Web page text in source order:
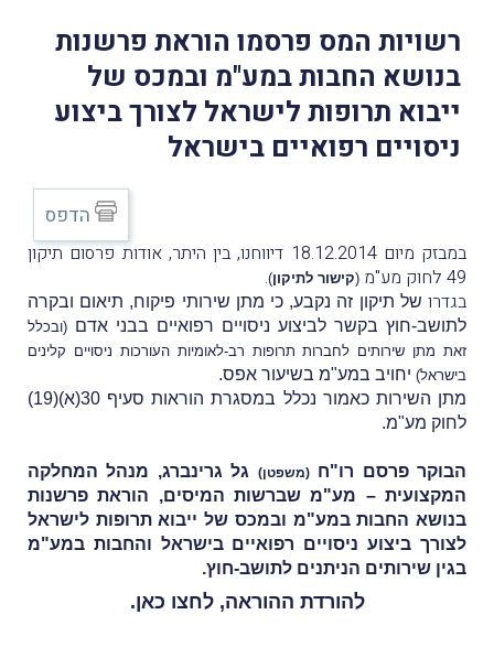
רשויות המס פרסמו הוראת פרשנות
בנושא החבות במע"מ ובמכס של
ייבוא תרופות לישראל לצורך ביצוע
ניסויים רפואיים בישראל
במבזק מיום 18.12.2014 דיווחנו, בין היתר, אודות פרסום תיקון
49 לחוק מע"מ
(קישור לתיקון)
.
בגדרו של תיקון זה נקבע, כי מתן שירותי פיקוח, תיאום ובקרה
לתושב-חוץ בקשר לביצוע ניסויים רפואיים בבני אדם (ובכלל
זאת מתן שירותים לחברות תרופות רב-לאומיות העורכות ניסויים קלינים
בישראל) יחויב במע"מ בשיעור אפס.
מתן השירות כאמור נכלל במסגרת הוראות סעיף 30(א)(19)
לחוק מע"מ.
הבוקר פרסם רו"ח(משפטן)
גל גרינברג, מנהל המחלקה
המקצועית – מע"מ שברשות המיסים, הוראת פרשנות
בנושא החבות במע"מ ובמכס של ייבוא תרופות לישראל
לצורך ביצוע ניסויים רפואיים בישראל והחבות במע"מ
בגין שירותים הניתנים לתושב-חוץ.
להורדת ההוראה,לחצו כאן.